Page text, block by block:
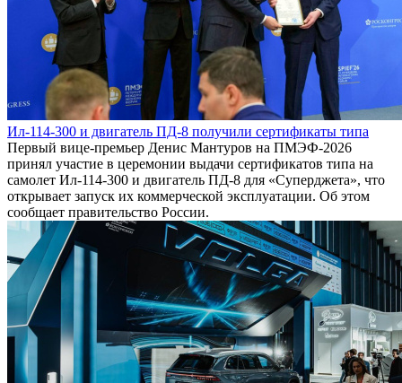
Ил-114-300 и двигатель ПД-8 получили сертификаты типа
Первый вице-премьер Денис Мантуров на ПМЭФ-2026
принял участие в церемонии выдачи сертификатов типа на
самолет Ил-114-300 и двигатель ПД-8 для «Суперджета», что
открывает запуск их коммерческой эксплуатации. Об этом
сообщает правительство России.